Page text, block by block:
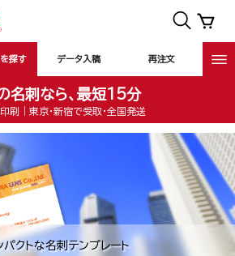
探す データ入稿 再注文
名刺なら、最短15分
刷｜東京・新宿で受取・全国発送
パクトな名刺テンプレート